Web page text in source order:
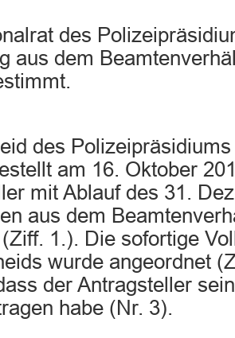
des
aus dem
des
am 16. Oktober
mit Ablauf des 31.
aus dem
1.). Die sofortige
wurde angeordnet
der Antragsteller
habe (Nr. 3).